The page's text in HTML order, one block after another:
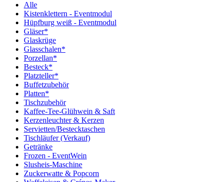
Alle
Kistenklettern - Eventmodul
Hüpfburg weiß - Eventmodul
Gläser*
Glaskrüge
Glasschalen*
Porzellan*
Besteck*
Platzteller*
Buffetzubehör
Platten*
Tischzubehör
Kaffee-Tee-Glühwein & Saft
Kerzenleuchter & Kerzen
Servietten/Bestecktaschen
Tischläufer (Verkauf)
Getränke
Frozen - EventWein
Slusheis-Maschine
Zuckerwatte & Popcorn